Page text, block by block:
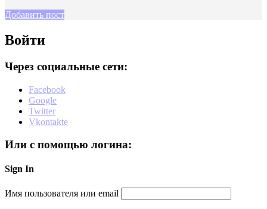
Добавить пост
Войти
Через социальные сети:
Facebook
Google
Twitter
Vkontakte
Или с помощью логина:
Sign In
Имя пользователя или email